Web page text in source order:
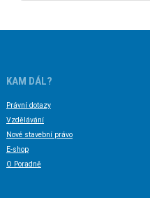
KAM DÁL?
Právní dotazy
Vzdělávání
Nové stavební právo
E-shop
O Poradně